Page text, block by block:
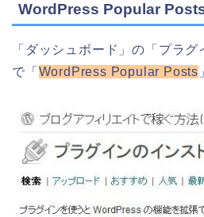
WordPress Popular
「ダッシュボード」の「プラグ
で「 WordPress Popular Posts